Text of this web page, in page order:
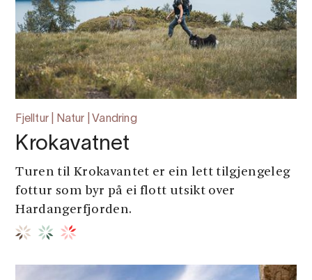
Fjelltur | Natur | Vandring
Krokavatnet
Turen til Krokavantet er ein lett tilgjengeleg
fottur som byr på ei flott utsikt over
Hardangerfjorden.